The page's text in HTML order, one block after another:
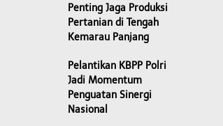
Penting Jaga Produksi
Pertanian di Tengah
Kemarau Panjang
Pelantikan KBPP Polri
Jadi Momentum
Penguatan Sinergi
Nasional